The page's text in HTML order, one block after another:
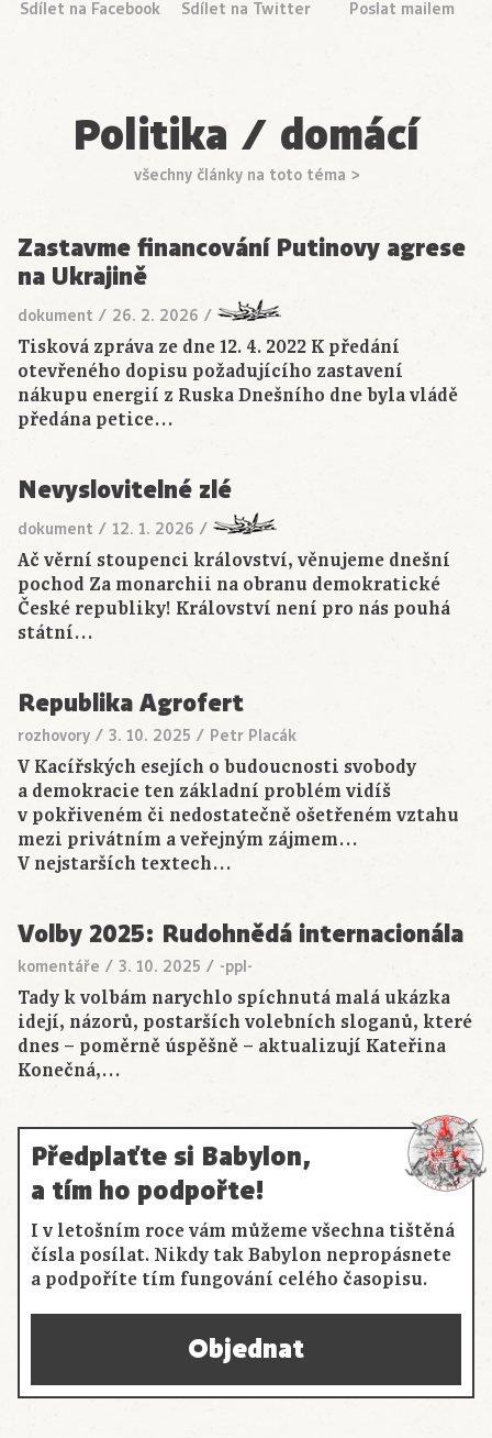
Sdílet na Facebook Sdílet na Twitter Poslat mailem
Politika / domácí
všechny články na toto téma >
Zastavme financování Putinovy agrese
na Ukrajině
dokument / 26. 2. 2026 /
Tisková zpráva ze dne 12. 4. 2022 K předání
otevřeného dopisu požadujícího zastavení
nákupu energií z Ruska Dnešního dne byla vládě
předána petice…
Nevyslovitelné zlé
dokument / 12. 1. 2026 /
Ač věrní stoupenci království, věnujeme dnešní
pochod Za monarchii na obranu demokratické
České republiky! Království není pro nás pouhá
státní…
Republika Agrofert
rozhovory / 3. 10. 2025 / Petr Placák
V Kacířských esejích o budoucnosti svobody
a demokracie ten základní problém vidíš
v pokřiveném či nedostatečně ošetřeném vztahu
mezi privátním a veřejným zájmem…
V nejstarších textech…
Volby 2025: Rudohnědá internacionála
komentáře / 3. 10. 2025 / -ppl-
Tady k volbám narychlo spíchnutá malá ukázka
idejí, názorů, postarších volebních sloganů, které
dnes – poměrně úspěšně – aktualizují Kateřina
Konečná,…
Předplaťte si Babylon,
a tím ho podpořte!
I v letošním roce vám můžeme všechna tištěná
čísla posílat. Nikdy tak Babylon nepropásnete
a podpoříte tím fungování celého časopisu.
Objednat